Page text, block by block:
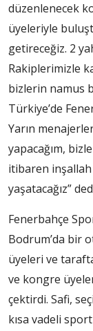
düzenlenecek
üyeleriyle
getireceğiz. 2
Rakiplerimizle
bizlerin namus
Türkiye’de
Yarın
yapacağım,
itibaren
yaşatacağız”
Fenerbahçe
Bodrum’da bir
üyeleri ve
ve kongre
çektirdi. Safi,
kısa vadeli